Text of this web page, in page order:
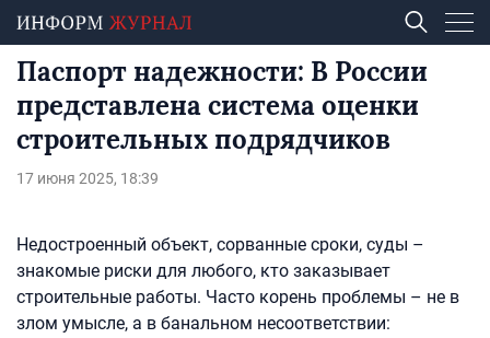
Паспорт надежности: В России
представлена система оценки
строительных подрядчиков
17 июня 2025, 18:39
Недостроенный объект, сорванные сроки, суды –
знакомые риски для любого, кто заказывает
строительные работы. Часто корень проблемы – не в
злом умысле, а в банальном несоответствии: